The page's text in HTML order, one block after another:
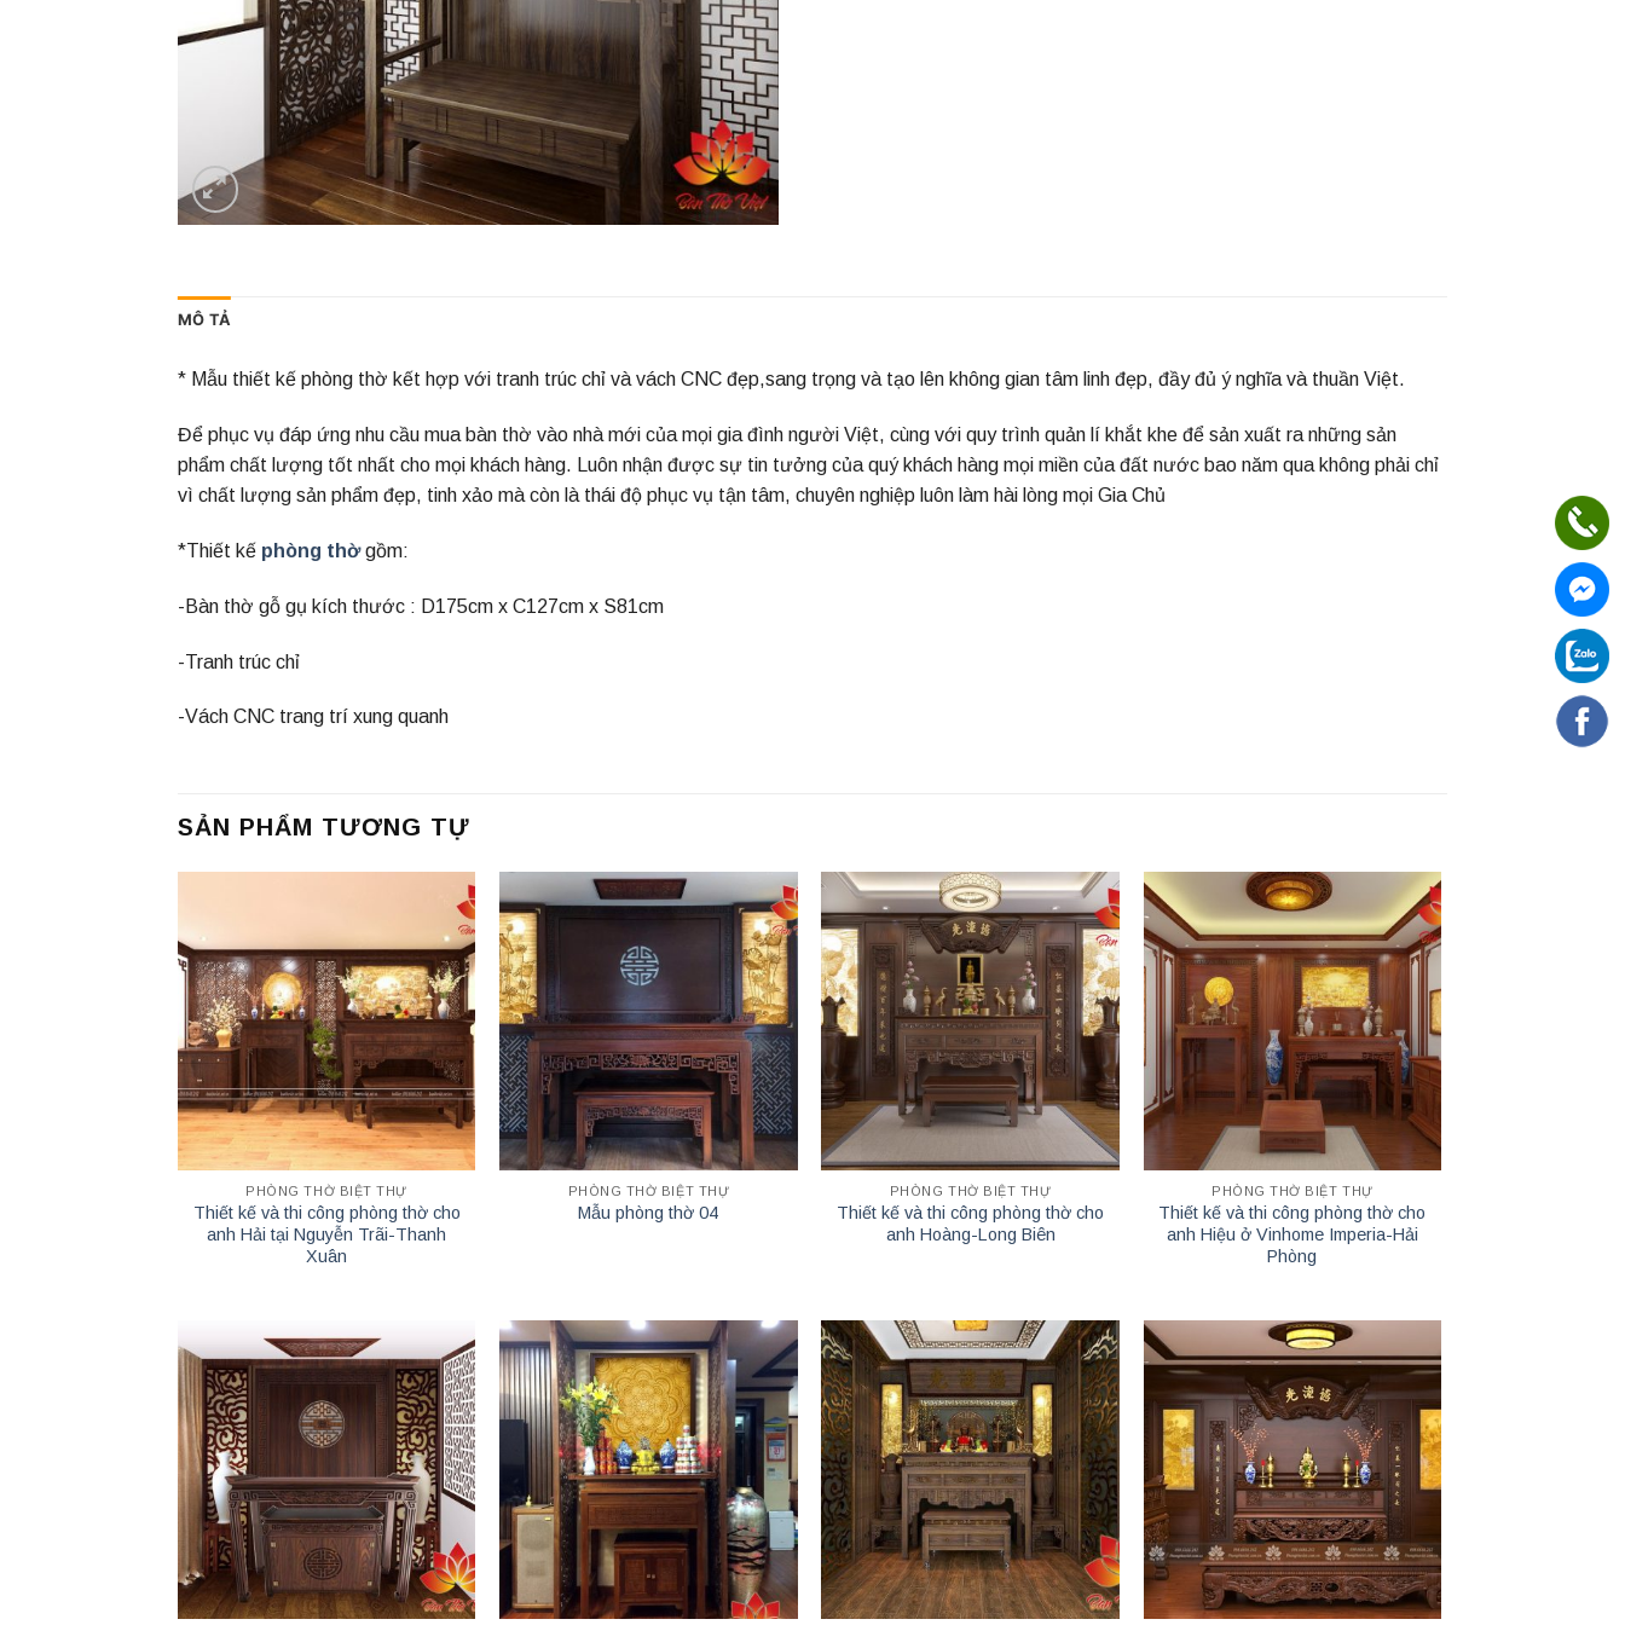
MÔ TẢ
* Mẫu thiết kế phòng thờ kết hợp với tranh trúc chỉ và vách CNC đẹp,sang trọng và tạo lên không gian tâm linh đẹp, đầy đủ ý nghĩa và thuần Việt.
Để phục vụ đáp ứng nhu cầu mua bàn thờ vào nhà mới của mọi gia đình người Việt, cùng với quy trình quản lí khắt khe để sản xuất ra những sản
phẩm chất lượng tốt nhất cho mọi khách hàng. Luôn nhận được sự tin tưởng của quý khách hàng mọi miền của đất nước bao năm qua không phải chỉ
vì chất lượng sản phẩm đẹp, tinh xảo mà còn là thái độ phục vụ tận tâm, chuyên nghiệp luôn làm hài lòng mọi Gia Chủ
*Thiết kế phòng thờgồm:
-Bàn thờ gỗ gụ kích thước : D175cm x C127cm x S81cm
-Tranh trúc chỉ
-Vách CNC trang trí xung quanh
SẢN PHẨM TƯƠNG TỰ
PHÒNG THỜ BIỆT THỰ
Thiết kế và thi công phòng thờ cho
anh Hải tại Nguyễn Trãi-Thanh
Xuân
PHÒNG THỜ BIỆT THỰ
Mẫu phòng thờ 04
PHÒNG THỜ BIỆT THỰ
Thiết kế và thi công phòng thờ cho
anh Hoàng-Long Biên
PHÒNG THỜ BIỆT THỰ
Thiết kế và thi công phòng thờ cho
anh Hiệu ở Vinhome Imperia-Hải
Phòng